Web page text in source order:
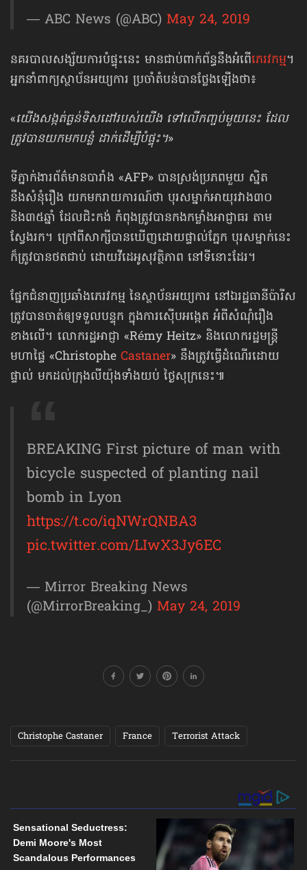
— ABC News (@ABC)May 24, 2019
នគរបាលសង្ស័យការបំផ្ទុះនេះ មានជាប់ពាក់ព័ន្ធនឹងអំពើភេរវកម្ម។
អ្នកនាំពាក្យស្ថាប័នអយ្យការ ប្រចាំតំបន់បានថ្លែងឡើងថា៖
«យើងសង្កត់ធ្ងន់ទិសដៅរបស់យើង ទៅលើកញ្ចប់មួយនេះ ដែល
ត្រូវបានយកមកបន្លំ ដាក់ដើម្បីបំផ្ទុះ។»
ទីភ្នាក់ងារព័ត៌មានបារាំង «AFP» បានស្រង់ប្រភពមួយ ស្និត
នឹងសំនុំរឿង យកមករាយការណ៍ថា បុរសម្នាក់អាយុរវាង៣០
និង៣៥ឆ្នាំ ដែលជិះកង់ កំពុងត្រូវបានកងកម្លាំងអាជ្ញាធរ តាម
ស្វែងរក។ ក្រៅពីសាក្សីបានឃើញដោយផ្ទាល់ភ្នែក បុរសម្នាក់នេះ
ក៏ត្រូវបានថតជាប់ ដោយវីដេអូសុវត្ថិភាព នៅទីនោះដែរ។
ផ្នែកជំនាញប្រឆាំងភេរវកម្ម នៃស្ថាប័នអយ្យការ នៅឯរដ្ឋធានីប៉ារីស
ត្រូវបានចាត់ឲ្យទទួលបន្ទុក ក្នុងការស៊ើបអង្កេត អំពីសំណុំរឿង
ខាងលើ។ លោករដ្ឋអាជ្ញា «Rémy Heitz» និងលោករដ្ឋមន្ត្រី
មហាផ្ទៃ «Christophe Castaner» នឹងត្រូវធ្វើដំណើរដោយ
ផ្ទាល់ មកដល់ក្រុងលីយ៉ុងទាំងយប់ ថ្ងៃសុក្រនេះ៕
BREAKING First picture of man with
bicycle suspected of planting nail
bomb in Lyon
https://t.co/iqNWrQNBA3
pic.twitter.com/LIwX3Jy6EC
— Mirror Breaking News
(@MirrorBreaking_)May 24, 2019
Christophe Castaner France Terrorist Attack